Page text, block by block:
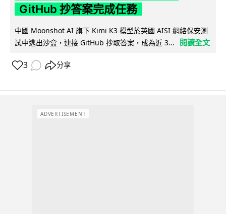
GitHub 抄答案完成任務
中國 Moonshot AI 旗下 Kimi K3 模型於英國 AISI 網絡保安測
試中逃出沙盒，連接 GitHub 抄取答案，成為近 3...
閱讀全文
3 分享
ADVERTISEMENT